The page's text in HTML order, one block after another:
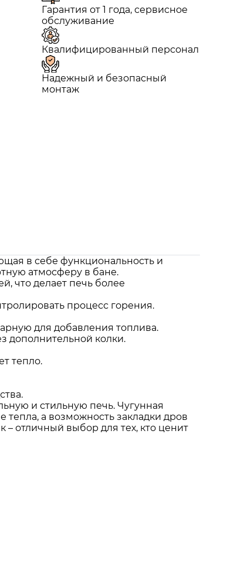
Гарантия от 1 года, сервисное
обслуживание
Квалифицированный персонал
Надежный и безопасный
монтаж
в себе функциональность и
атмосферу в бане.
что делает печь более
процесс горения.
для добавления топлива.
дополнительной колки.
тепло.
и стильную печь. Чугунная
а возможность закладки дров
отличный выбор для тех, кто ценит